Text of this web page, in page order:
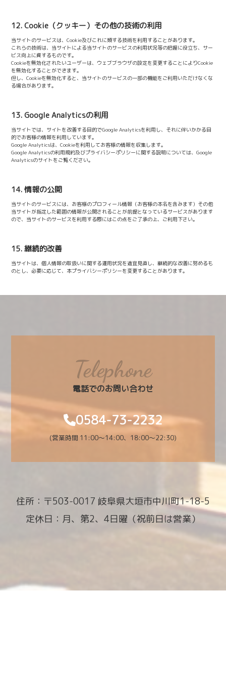
12. Cookie（クッキー）その他の技術の利用
当サイトのサービスは、Cookie及びこれに類する技術を利用することがあります。
これらの技術は、当サイトによる当サイトのサービスの利用状況等の把握に役立ち、サー
ビス向上に資するものです。
Cookieを無効化されたいユーザーは、ウェブブラウザの設定を変更することによりCookie
を無効化することができます。
但し、Cookieを無効化すると、当サイトのサービスの一部の機能をご利用いただけなくな
る場合があります。
13. Google Analyticsの利用
当サイトでは、サイトを改善する目的でGoogle Analyticsを利用し、それに伴いかかる目
的でお客様の情報を利用しています。
Google Analyticsは、Cookieを利用してお客様の情報を収集します。
Google Analyticsの利用規約及びプライバシーポリシーに関する説明については、Google
Analyticsのサイトをご覧ください。
14. 情報の公開
当サイトのサービスには、お客様のプロフィール情報（お客様の本名を含みます）その他
当サイトが指定した範囲の情報が公開されることが前提となっているサービスがあります
ので、当サイトのサービスを利用する際にはこの点をご了承の上、ご利用下さい。
15. 継続的改善
当サイトは、個人情報の取扱いに関する運用状況を適宜見直し、継続的な改善に努めるも
のとし、必要に応じて、本プライバシーポリシーを変更することがあります。
Telephone
電話でのお問い合わせ
0584-73-2232
(営業時間 11:00～14:00、18:00〜22:30)
住所：〒503-0017 岐阜県大垣市中川町1-18-5
定休日：月、第2、4日曜（祝前日は営業）